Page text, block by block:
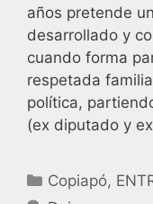
años pretende
desarrollado y
cuando forma
respetada
política,
(ex diputado y
Copiapó,